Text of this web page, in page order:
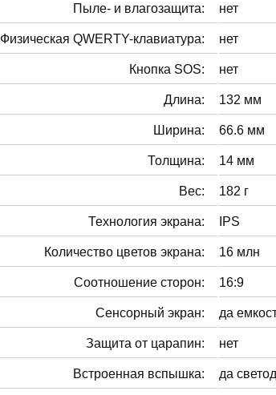
Пыле- и влагозащита: нет
Физическая QWERTY-клавиатура: нет
Кнопка SOS: нет
Длина: 132 мм
Ширина: 66.6 мм
Толщина: 14 мм
Вес: 182 г
Технология экрана: IPS
Количество цветов экрана: 16 млн
Соотношение сторон: 16:9
Сенсорный экран: да
Защита от царапин: нет
Встроенная вспышка: да